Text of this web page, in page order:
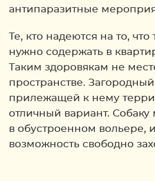
антипаразитные
Те, кто надеются на то, что
нужно содержать в
Таким здоровякам не
пространстве.
прилежащей к нему
отличный вариант.
в обустроенном вольере,
возможность свободно